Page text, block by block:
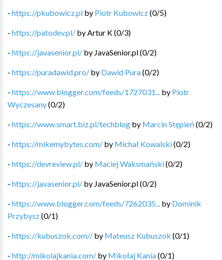
- https://pkubowicz.pl by Piotr Kubowicz(0/5)
- https://patodev.pl/ by Artur K(0/3)
- https://javasenior.pl/ by JavaSenior.pl(0/2)
- https://puradawid.pro/ by Dawid Pura(0/2)
- https://www.blogger.com/feeds/1727031... by Piotr
Wyczesany(0/2)
- https://www.smart.biz.pl/techblog by Marcin Stępień (0/2)
- https://mikemybytes.com/ by Michał Kowalski(0/2)
- https://devreview.pl/ by Maciej Waksmański(0/2)
- https://javasenior.pl/ by JavaSenior.pl(0/2)
- https://www.blogger.com/feeds/7262035... by Dominik
Przybysz(0/1)
- https://kubuszok.com// by Mateusz Kubuszok (0/1)
- http://mikolajkania.com/ by Mikołaj Kania(0/1)